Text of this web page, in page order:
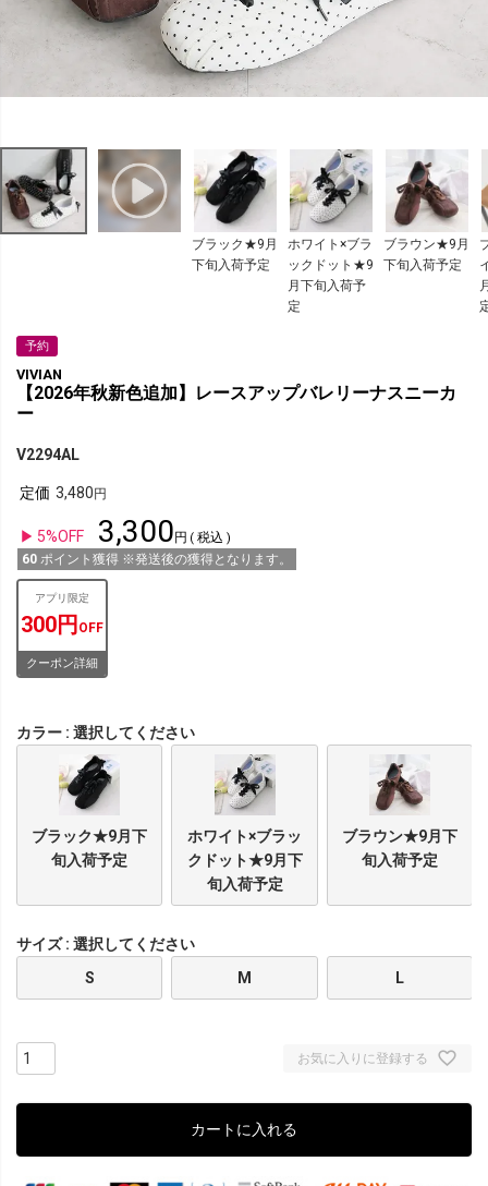
ブラック★9月
下旬入荷予定
ホワイト×ブラ
ックドット★9
月下旬入荷予
定
ブラウン★9月
下旬入荷予定
予約
VIVIAN
【2026年秋新色追加】レースアップバレリーナスニーカ
ー
V2294AL
定価 3,480
5%OFF 3,300
税込
60 ポイント獲得 ※発送後の獲得となります。
アプリ限定
300円 OFF
クーポン詳細
カラー 選択してください
ブラック★9月下
旬入荷予定
ホワイト×ブラッ
クドット★9月下
旬入荷予定
ブラウン★9月下
旬入荷予定
サイズ
選択してください
S
M L
お気に入りに登録する
カートに入れる